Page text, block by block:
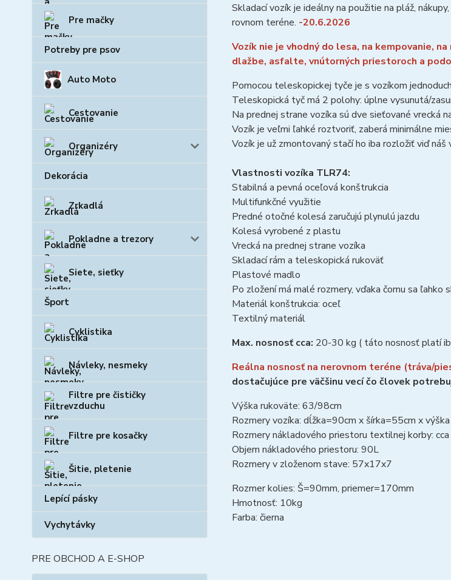
Pre mačky
Potreby pre psov
Auto Moto
Cestovanie
Organizéry
Dekorácia
Zrkadlá
Pokladne a trezory
Siete, sieťky
Šport
Cyklistika
Návleky, nesmeky
Filtre pre čističky
vzduchu
Filtre pre kosačky
Šitie, pletenie
Lepící pásky
Vychytávky
PRE OBCHOD A E-SHOP
Skladací vozík je ideálny na použitie na pláž,
rovnom teréne. -20.6.2026
Vozík nie je vhodný do lesa, na kempovanie,
dlažbe, asfalte, vnútorných priestoroch a
Pomocou teleskopickej tyče je s vozíkom
Teleskopická tyč má 2 polohy: úplne vysunutá/
Na prednej strane vozíka sú dve sieťované vrecká
Vozík je veľmi ľahké roztvoriť, zaberá minimálne
Vozík je už zmontovaný stačí ho iba rozložiť viď náš
Vlastnosti vozíka TLR74:
Stabilná a pevná oceľová konštrukcia
Multifunkčné využitie
Predné otočné kolesá zaručujú plynulú jazdu
Kolesá vyrobené z plastu
Vrecká na prednej strane vozíka
Skladací rám a teleskopická rukoväť
Plastové madlo
Po zložení má malé rozmery, vďaka čomu sa ľahko
Materiál konštrukcia: oceľ
Textilný materiál
Max. nosnosť cca: 20-30 kg ( táto nosnosť platí
Reálna nosnosť na nerovnom teréne (tráva/
dostačujúce pre väčšinu vecí čo človek
Výška rukoväte: 63/98cm
Rozmery vozíka: dĺžka=90cm x šírka=55cm x
Rozmery nákladového priestoru textilnej korby:
Objem nákladového priestoru: 90L
Rozmery v zloženom stave: 57x17x7
Rozmer kolies: Š=90mm, priemer=170mm
Hmotnosť: 10kg
Farba: čierna